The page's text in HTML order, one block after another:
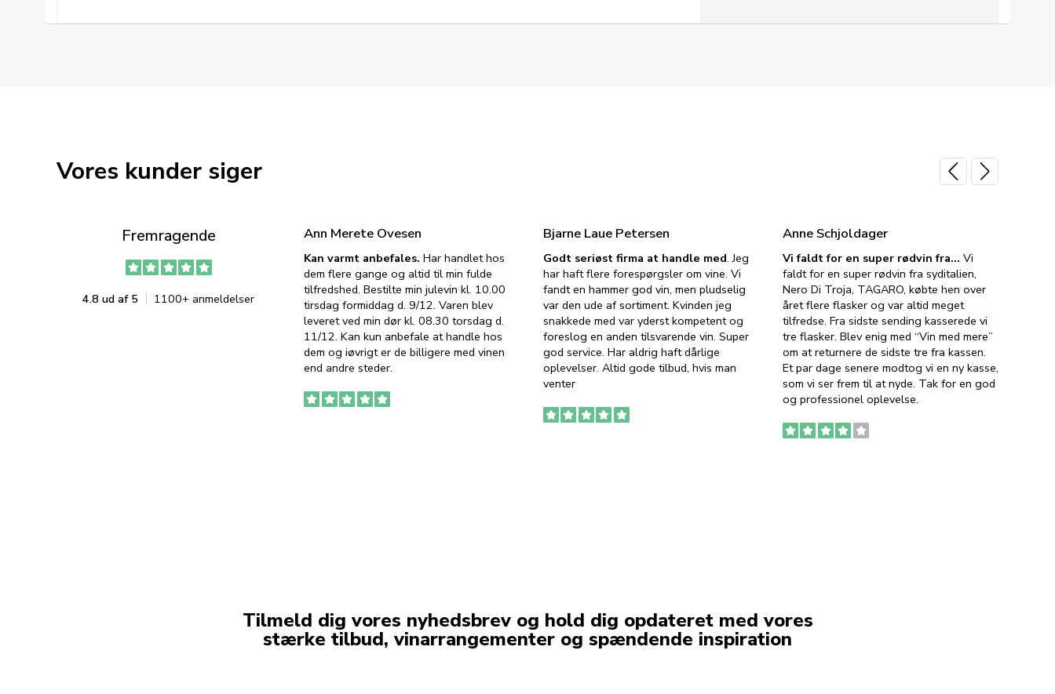
Vores kunder siger
Fremragende
4.8 ud af 5 1100+ anmeldelser
Ann Merete Ovesen
Kan varmt anbefales. Har handlet hos
dem flere gange og altid til min fulde
tilfredshed. Bestilte min julevin kl. 10.00
tirsdag formiddag d. 9/12. Varen blev
leveret ved min dør kl. 08.30 torsdag d.
11/12. Kan kun anbefale at handle hos
dem og iøvrigt er de billigere med vinen
end andre steder.
Bjarne Laue Petersen
Godt seriøst firma at handle med. Jeg
har haft flere forespørgsler om vine. Vi
fandt en hammer god vin, men pludselig
var den ude af sortiment. Kvinden jeg
snakkede med var yderst kompetent og
foreslog en anden tilsvarende vin. Super
god service. Har aldrig haft dårlige
oplevelser. Altid gode tilbud, hvis man
venter
Anne Schjoldager
Vi faldt for en super rødvin fra… Vi
faldt for en super rødvin fra syditalien,
Nero Di Troja, TAGARO, købte hen over
året flere flasker og var altid meget
tilfredse. Fra sidste sending kasserede vi
tre flasker. Blev enig med “Vin med mere”
om at returnere de sidste tre fra kassen.
Et par dage senere modtog vi en ny kasse,
som vi ser frem til at nyde. Tak for en god
og professionel oplevelse.
Tilmeld dig vores nyhedsbrev og hold dig opdateret med vores
stærke tilbud, vinarrangementer og spændende inspiration